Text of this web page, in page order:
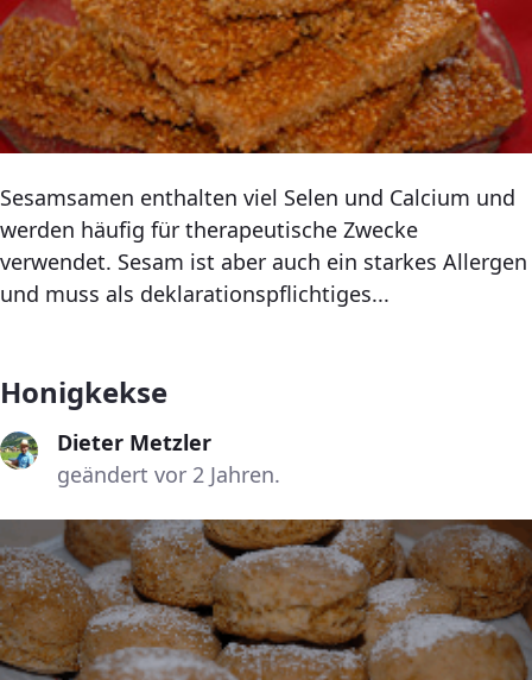
Sesamsamen enthalten viel Selen und Calcium und
werden häufig für therapeutische Zwecke
verwendet. Sesam ist aber auch ein starkes Allergen
und muss als deklarationspflichtiges...
Honigkekse
Dieter Metzler
geändert vor 2 Jahren.